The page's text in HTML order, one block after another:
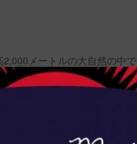
メートルの大自然の中
山形県の雪室で3カ月間熟
コーヒーに仕上がっており